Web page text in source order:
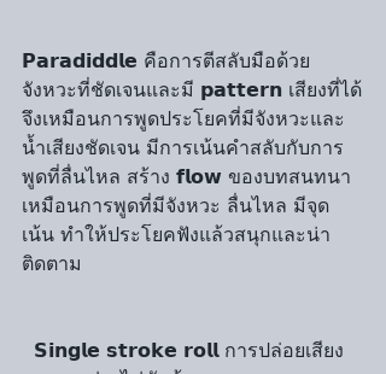
𝗣𝗮𝗿𝗮𝗱𝗶𝗱𝗱𝗹𝗲 คือการตีสลับมือด้วย
จังหวะที่ชัดเจนและมี 𝗽𝗮𝘁𝘁𝗲𝗿𝗻 เสียงที่ได้
จึงเหมือนการพูดประโยคที่มีจังหวะและ
น้ำเสียงชัดเจน มีการเน้นคำสลับกับการ
พูดที่ลื่นไหล สร้าง 𝗳𝗹𝗼𝘄 ของบทสนทนา
เหมือนการพูดที่มีจังหวะ ลื่นไหล มีจุด
เน้น ทำให้ประโยคฟังแล้วสนุกและน่า
ติดตาม
𝗦𝗶𝗻𝗴𝗹𝗲 𝘀𝘁𝗿𝗼𝗸𝗲 𝗿𝗼𝗹𝗹 การปล่อยเสียง